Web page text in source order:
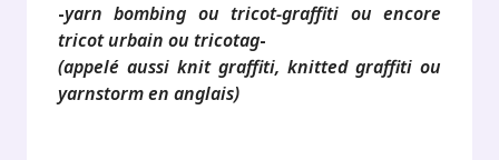
-yarn bombing ou tricot-graffiti ou encore
tricot urbain ou tricotag-
(appelé aussi knit graffiti, knitted graffiti ou
yarnstorm en anglais)